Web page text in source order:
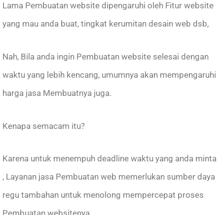
Lama Pembuatan website dipengaruhi oleh Fitur website
yang mau anda buat, tingkat kerumitan desain web dsb,
Nah, Bila anda ingin Pembuatan website selesai dengan
waktu yang lebih kencang, umumnya akan mempengaruhi
harga jasa Membuatnya juga.
Kenapa semacam itu?
Karena untuk menempuh deadline waktu yang anda minta
, Layanan jasa Pembuatan web memerlukan sumber daya
regu tambahan untuk menolong mempercepat proses